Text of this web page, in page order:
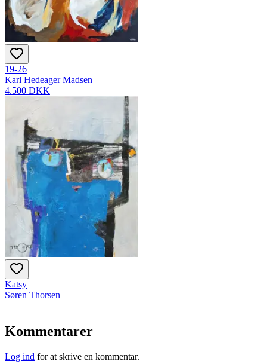
19-26
Karl Hedeager Madsen
4.500 DKK
Katsy
Søren Thorsen
—
Kommentarer
Log ind for at skrive en kommentar.